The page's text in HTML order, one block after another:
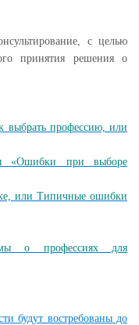
с целью
принятия решения о
выбрать профессию, или
«Ошибки при выборе
или Типичные ошибки
о профессиях для
будут востребованы до